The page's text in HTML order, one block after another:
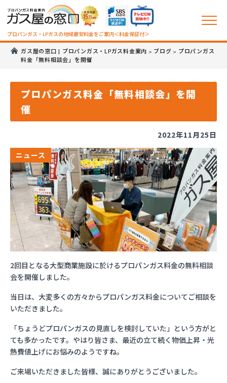
プロパンガス・LPガスの地域最安料金をご案内＜料金保証付＞
ガス屋の窓口 | プロパンガス・LPガス料金案内 > ブログ > プロパンガス
料金「無料相談会」を開催
プロパンガス料金「無料相談会」を開
催
2022年11月25日
ニュース
2回目となる大型商業施設に於けるプロパンガス料金の無料相談
会を開催しました。
当日は、大変多くの方々からプロパンガス料金についてご相談を
いただきました。
「ちょうどプロパンガスの見直しを検討していた」という方がと
ても多かったです。やはり皆さま、最近の立て続く物価上昇・光
熱費値上げにお悩みのようですね。
ご来場いただきました皆様、誠にありがとうございました。